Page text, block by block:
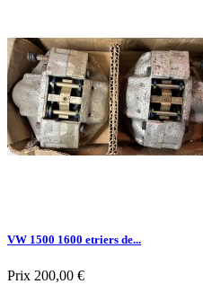
VW 1500 1600 etriers de...
Prix 200,00 €